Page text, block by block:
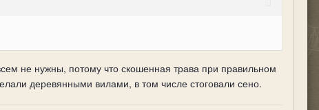
не нужны, потому что скошенная трава при правильном
деревянными вилами, в том числе стоговали сено.